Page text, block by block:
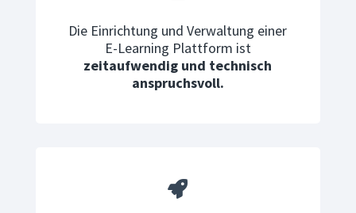
Die Einrichtung und Verwaltung einer
E-Learning Plattform ist
zeitaufwendig und technisch
anspruchsvoll.
